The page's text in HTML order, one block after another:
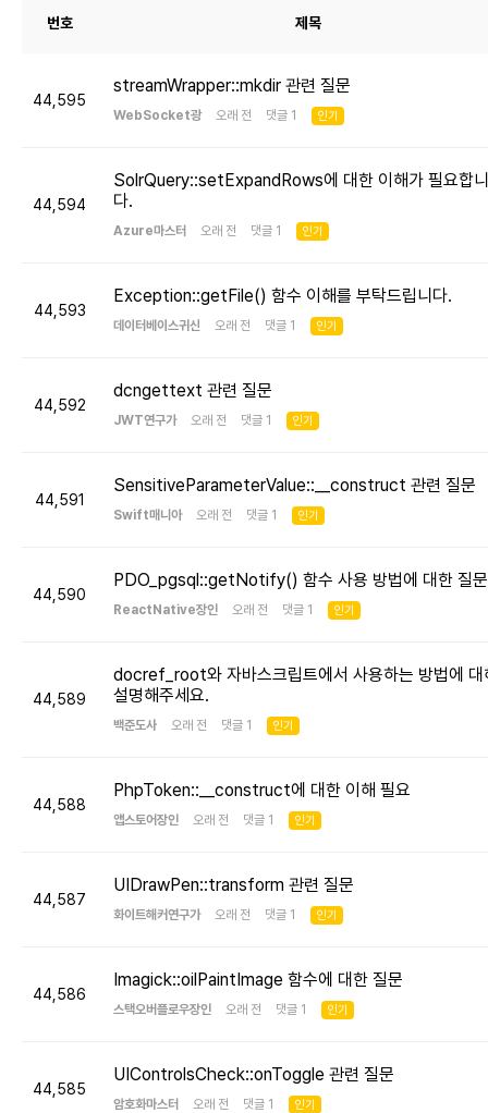
번호 제목
44,595
streamWrapper::mkdir 관련 질문
WebSocket광 오래 전 댓글 1 인기
44,594
SolrQuery::setExpandRows에 대한 이해가 필요합니
다.
Azure마스터 오래 전 댓글 1 인기
44,593
Exception::getFile() 함수 이해를 부탁드립니다.
데이터베이스귀신 오래 전 댓글 1 인기
44,592
dcngettext 관련 질문
JWT연구가 오래 전 댓글 1 인기
44,591
SensitiveParameterValue::__construct 관련 질문
Swift매니아 오래 전 댓글 1 인기
44,590
PDO_pgsql::getNotify() 함수 사용 방법에 대한 질문
ReactNative장인 오래 전 댓글 1 인기
44,589
docref_root와 자바스크립트에서 사용하는 방법에 대
설명해주세요.
백준도사 오래 전 댓글 1 인기
44,588
PhpToken::__construct에 대한 이해 필요
앱스토어장인 오래 전 댓글 1 인기
44,587
UIDrawPen::transform 관련 질문
화이트해커연구가 오래 전 댓글 1 인기
44,586
Imagick::oilPaintImage 함수에 대한 질문
스택오버플로우장인 오래 전 댓글 1 인기
44,585
UIControlsCheck::onToggle 관련 질문
암호화마스터 오래 전 댓글 1 인기